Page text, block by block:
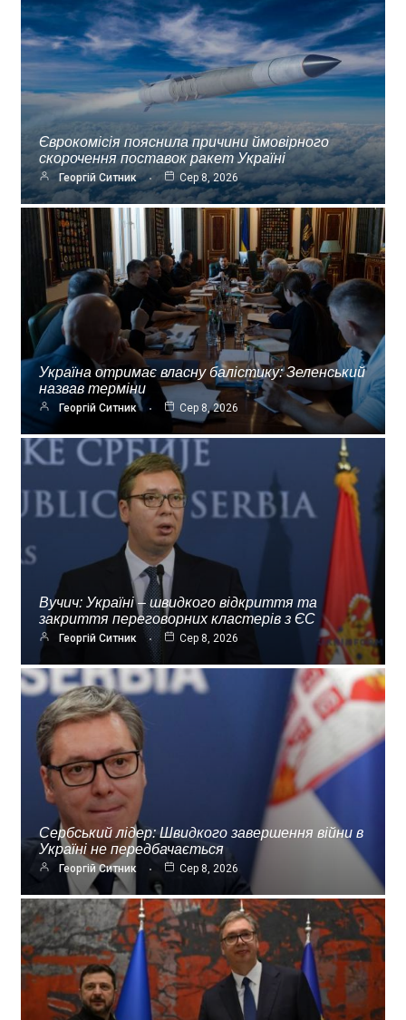
Єврокомісія пояснила причини ймовірного
скорочення поставок ракет Україні
Георгій Ситник Сер 8, 2026
Україна отримає власну балістику: Зеленський
назвав терміни
Георгій Ситник Сер 8, 2026
Вучич: Україні – швидкого відкриття та
закриття переговорних кластерів з ЄС
Георгій Ситник Сер 8, 2026
Сербський лідер: Швидкого завершення війни в
Україні не передбачається
Георгій Ситник Сер 8, 2026